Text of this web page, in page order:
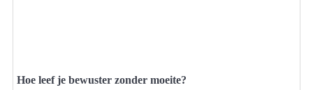
Hoe leef je bewuster zonder moeite?